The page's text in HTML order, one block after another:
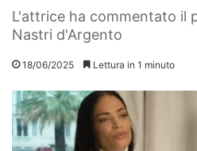
L'attrice ha commentato il
Nastri d'Argento
18/06/2025 Lettura in 1 minuto